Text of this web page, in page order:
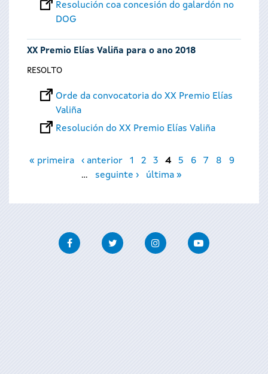
Resolución coa concesión do galardón no
DOG
XX Premio Elías Valiña para o ano 2018
RESOLTO
Orde da convocatoria do XX Premio Elías
Valiña
Resolución do XX Premio Elías Valiña
Páxinas
« primeira ‹ anterior 1 2 3 4 5 6 7 8
9
…
seguinte › última »
FacebookTwitter InstagramYoutube